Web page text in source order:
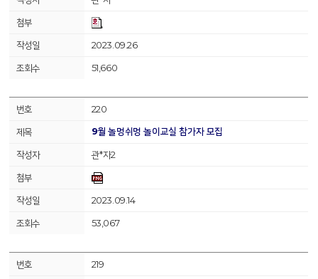
2023.09.26
51,660
220
9월 놀멍쉬멍 놀이교실 참가자 모집
관*자2
2023.09.14
53,067
219